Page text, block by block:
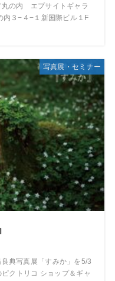
丸の内 エプサイトギャラ
内３−４−１新国際ビル１F
写真展・セミナー
典写真展「すみか」を5/3
クトリコ ショップ＆ギャ